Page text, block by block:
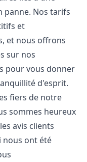
panne. Nos tarifs
et
et nous offrons
sur nos
pour vous donner
d'esprit.
fiers de notre
sommes heureux
avis clients
nous ont été